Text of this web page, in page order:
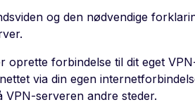
og den nødvendige
oprette forbindelse til dit eget
via din egen
VPN-serveren andre steder.